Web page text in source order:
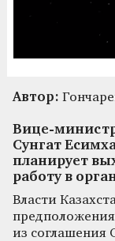
Автор:
Вице-
Сунгат
планирует
работу в
Власти
из